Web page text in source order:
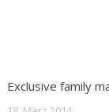
Exclusive family